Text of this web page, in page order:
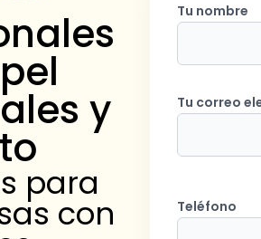
y
para
con
Tu nombre
Tu correo
Teléfono